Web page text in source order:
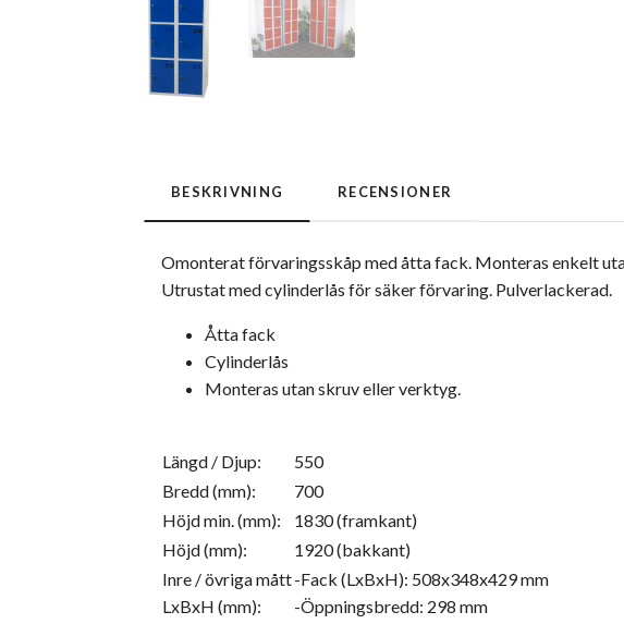
BESKRIVNING RECENSIONER
Omonterat förvaringsskåp med åtta fack. Monteras enkelt
Utrustat med cylinderlås för säker förvaring. Pulverlackerad.
Åtta fack
Cylinderlås
Monteras utan skruv eller verktyg.
Längd / Djup:
550
Bredd (mm):
700
Höjd min. (mm):
1830 (framkant)
Höjd (mm):
1920 (bakkant)
Inre / övriga mått
LxBxH (mm):
-Fack (LxBxH): 508x348x429 mm
-Öppningsbredd: 298 mm